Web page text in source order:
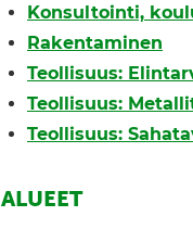
Konsultointi,
Rakentaminen
Teollisuus:
Teollisuus:
Teollisuus:
ALUEET